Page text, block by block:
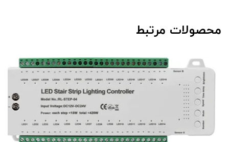
محصولات مرتبط